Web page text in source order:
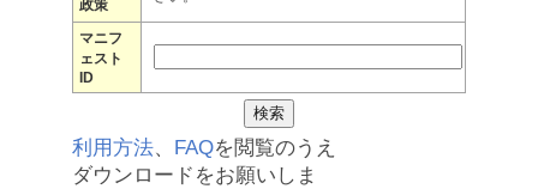
政策
マニフ
ェスト
ID
利用方法、 FAQを閲覧のうえ
ダウンロードをお願いしま